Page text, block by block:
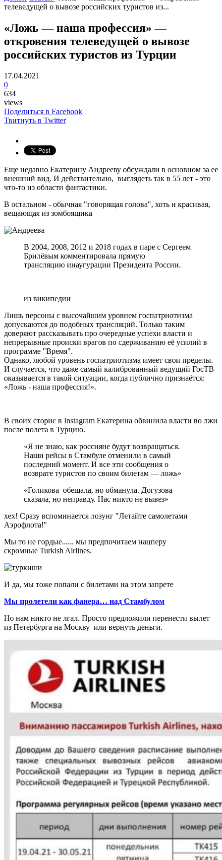
телеведущей о вывозе российских туристов из...
«Ложь — наша профессия» —
откровения телеведущей о вывозе
российских туристов из Турции
17.04.2021
0
634
views
Поделиться в Facebook
Твитнуть в Twitter
Еще недавно Екатерину Андрееву обсуждали в основном за ее
внешний вид. И действительно, выглядеть так в 55 лет - это
что-то из области фантастики.
В остальном - обычная "говорящая голова", хоть и красивая,
вещающая из зомбоящика
В 2004, 2008, 2012 и 2018 годах в паре с Сергеем
Брилёвым комментировала прямую
трансляцию инаугурации Президента России.
из википедии
Лишь персоны с высочайшим уровнем госпатриотизма
допускаются до подобных трансляций. Только таким
доверяют рассказывать про очередные успехи власти и
непрерывные происки врагов по сдерживанию её усилий в
программе "Время".
Однако, любой уровень госпатриотизма имеет свои пределы.
И случается, что даже самый калиброванный ведущий ГосТВ
оказывается в такой ситуации, когда публично признаётся:
«Ложь - наша профессия!».
В своих сторис в Instagram Екатерина обвинила власти во лжи
после полета в Турцию.
«Я не знаю, как россияне будут возвращаться.
Наши рейсы в Стамбуле отменили в самый
последний момент. И все эти сообщения о
возврате туристов по своим билетам — ложь»
«Голикова обещала, но обманула. Догузова
сказала, но неправду. Нас никто не вывез»
хех! Сразу вспоминается лозунг "Летайте самолетами
Аэрофлота!"
Мы то не гордые...... мы предпочитаем нацперу
скромные Turkish Airlines.
И да, мы тоже попали с билетами на этом запрете
Мы пролетели как фанера… над Стамбулом
Но нам никто не лгал. Просто предложили перенести вылет
из Петербурга на Москву или вернуть деньги.